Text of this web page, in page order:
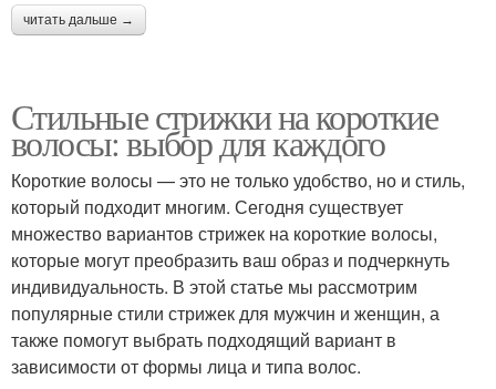
читать дальше →
Стильные стрижки на короткие
волосы: выбор для каждого
Короткие волосы — это не только удобство, но и стиль,
который подходит многим. Сегодня существует
множество вариантов стрижек на короткие волосы,
которые могут преобразить ваш образ и подчеркнуть
индивидуальность. В этой статье мы рассмотрим
популярные стили стрижек для мужчин и женщин, а
также помогут выбрать подходящий вариант в
зависимости от формы лица и типа волос.